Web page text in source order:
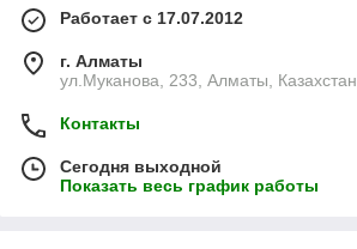
Работает с 17.07.2012
г. Алматы
ул.Муканова, 233, Алматы, Казахстан
Контакты
Сегодня выходной
Показать весь график работы